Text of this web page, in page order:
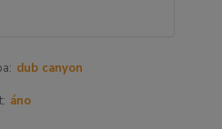
dub canyon
áno